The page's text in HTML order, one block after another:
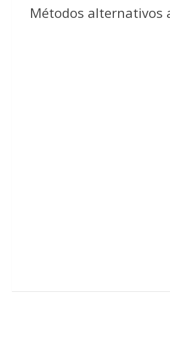
Métodos alternativos